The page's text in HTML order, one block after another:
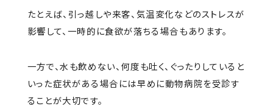
たとえば、引っ越しや来客、気温変化などのストレスが
影響して、一時的に食欲が落ちる場合もあります。
一方で、水も飲めない、何度も吐く、ぐったりしていると
いった症状がある場合には早めに動物病院を受診す
ることが大切です。